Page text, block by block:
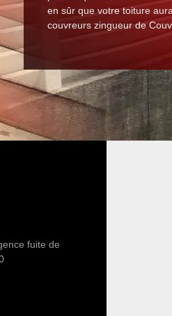
en sûr que votre toiture
couvreurs zingueur de
fuite de